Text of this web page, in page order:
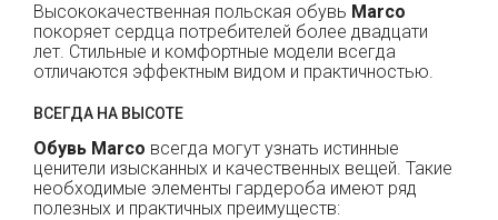
Высококачественная польская обувь Marco
покоряет сердца потребителей более двадцати
лет. Стильные и комфортные модели всегда
отличаются эффектным видом и практичностью.
ВСЕГДА НА ВЫСОТЕ
Обувь Marco всегда могут узнать истинные
ценители изысканных и качественных вещей. Такие
необходимые элементы гардероба имеют ряд
полезных и практичных преимуществ: